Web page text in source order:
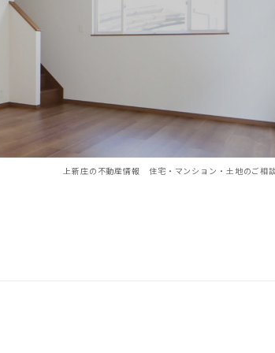
上新庄の不動産情報 住宅・マンション・土地のご相